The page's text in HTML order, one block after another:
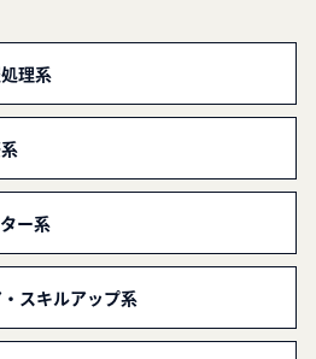
理系
ー系
スキルアップ系